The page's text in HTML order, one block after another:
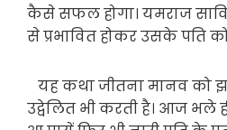
कैसे सफल होगा। यमराज
से प्रभावित होकर उसके पति
यह कथा जीतना मानव को
उद्वेलित भी करती है। आज भले